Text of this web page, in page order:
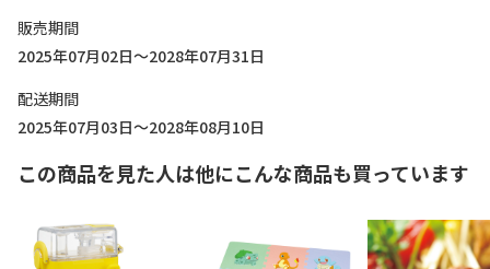
販売期間
2025年07月02日～2028年07月31日
配送期間
2025年07月03日～2028年08月10日
この商品を見た人は他にこんな商品も買っています